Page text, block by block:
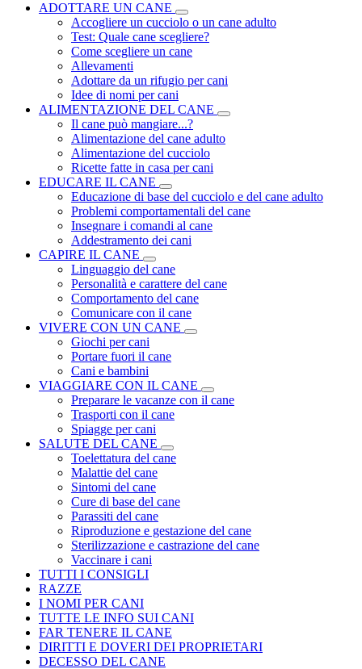
ADOTTARE UN CANE
Accogliere un cucciolo o un cane adulto
Test: Quale cane scegliere?
Come scegliere un cane
Allevamenti
Adottare da un rifugio per cani
Idee di nomi per cani
ALIMENTAZIONE DEL CANE
Il cane può mangiare...?
Alimentazione del cane adulto
Alimentazione del cucciolo
Ricette fatte in casa per cani
EDUCARE IL CANE
Educazione di base del cucciolo e del cane adulto
Problemi comportamentali del cane
Insegnare i comandi al cane
Addestramento dei cani
CAPIRE IL CANE
Linguaggio del cane
Personalità e carattere del cane
Comportamento del cane
Comunicare con il cane
VIVERE CON UN CANE
Giochi per cani
Portare fuori il cane
Cani e bambini
VIAGGIARE CON IL CANE
Preparare le vacanze con il cane
Trasporti con il cane
Spiagge per cani
SALUTE DEL CANE
Toelettatura del cane
Malattie del cane
Sintomi del cane
Cure di base del cane
Parassiti del cane
Riproduzione e gestazione del cane
Sterilizzazione e castrazione del cane
Vaccinare i cani
TUTTI I CONSIGLI
RAZZE
I NOMI PER CANI
TUTTE LE INFO SUI CANI
FAR TENERE IL CANE
DIRITTI E DOVERI DEI PROPRIETARI
DECESSO DEL CANE